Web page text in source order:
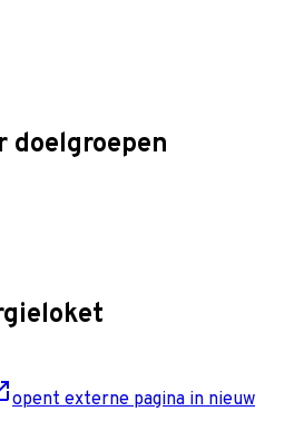
doelgroepen
opent externe pagina in nieuw